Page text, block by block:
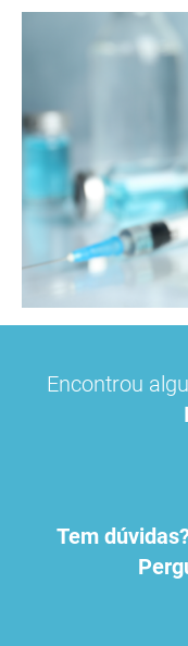
Encontrou
Tem